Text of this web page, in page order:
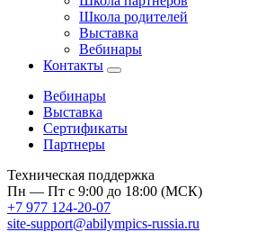
Школа родителей
Выставка
Вебинары
Контакты
Вебинары
Выставка
Сертификаты
Партнеры
Техническая поддержка
Пн — Пт с 9:00 до 18:00 (МСК)
+7 977 124-20-07
site-support@abilympics-russia.ru